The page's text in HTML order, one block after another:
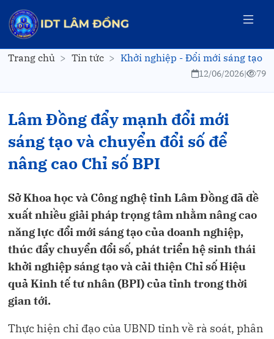
Trang chủ Tin tức Khởi nghiệp - Đổi mới sáng tạo
12/06/2026| 79
Lâm Đồng đẩy mạnh đổi mới
sáng tạo và chuyển đổi số để
nâng cao Chỉ số BPI
Sở Khoa học và Công nghệ tỉnh Lâm Đồng đã đề
xuất nhiều giải pháp trọng tâm nhằm nâng cao
năng lực đổi mới sáng tạo của doanh nghiệp,
thúc đẩy chuyển đổi số, phát triển hệ sinh thái
khởi nghiệp sáng tạo và cải thiện Chỉ số Hiệu
quả Kinh tế tư nhân (BPI) của tỉnh trong thời
gian tới.
Thực hiện chỉ đạo của UBND tỉnh về rà soát, phân